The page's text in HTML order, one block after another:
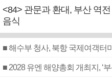
<84> 관문과 환대, 부산 역전
음식
■ 해수부 청사, 북항 국제여객터
■ 2028 유엔 해양총회 개최지, ‘